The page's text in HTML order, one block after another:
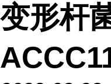
变形杆